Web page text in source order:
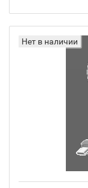
Нет в наличии